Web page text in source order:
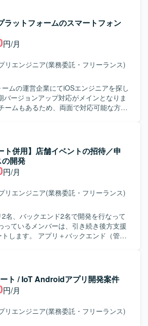
に取り組むことで、エンジニアとして
ただけます。 【開発環境】
を用いた開発を行い、UIフレームワーク
Composeを採用しています。
ComponentsやMVVMなどのアーキテ
およびAndroid Studio上で開発を進
はGoogle Cloudを用い、gRPCや
る通信、BitriseやGitHub Actions、
CI/CDを構築しています。Terraformに
やCloud Monitoringなどのモニタ
やLooker Studioによる分析基盤、
化、ClaudeやGitHub CopilotなどのAIツ
アジャイル開発を実践しています。
アプリケーション開発環境を想定して
キテクチャや開発ルールに沿って開発
す。
ラットフォームのスマートフォン
円/月
リエンジニア(業務委託・フリーランス)
ムの運営企業にてiOSエンジニアを探し
バージョンアップ対応がメインとなりま
ームもあるため、両面で対応可能な方が
ト併用】店舗イベントの招待／申
開発
円/月
リエンジニア(業務委託・フリーランス)
名、バックエンド2名で開発を行なって
っているメンバーは、引き続き後方支援
します。 アプリ＋バックエンド（管理
質向上を目的に常時体制を構築すること
ト / IoT Androidアプリ開発案件
円/月
リエンジニア(業務委託・フリーランス)